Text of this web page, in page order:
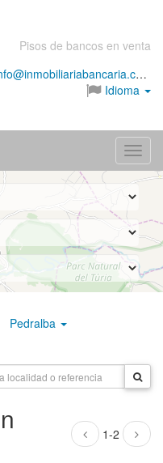
Pisos de bancos en venta
info@inmobiliariabancaria.com
Idioma
Menú
Pedralba
1-2